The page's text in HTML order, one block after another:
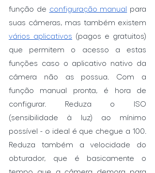
função de configuração manual para
vários aplicativos (pagos e gratuitos)
que permitem o acesso a estas
funções caso o aplicativo nativo da
câmera não as possua. Com a
função manual pronta, é hora de
configurar. Reduza o ISO
(sensibilidade à luz) ao mínimo
possível - o ideal é que chegue a 100.
Reduza também a velocidade do
obturador, que é basicamente o